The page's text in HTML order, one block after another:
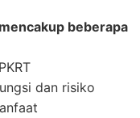
beberapa
dan risiko